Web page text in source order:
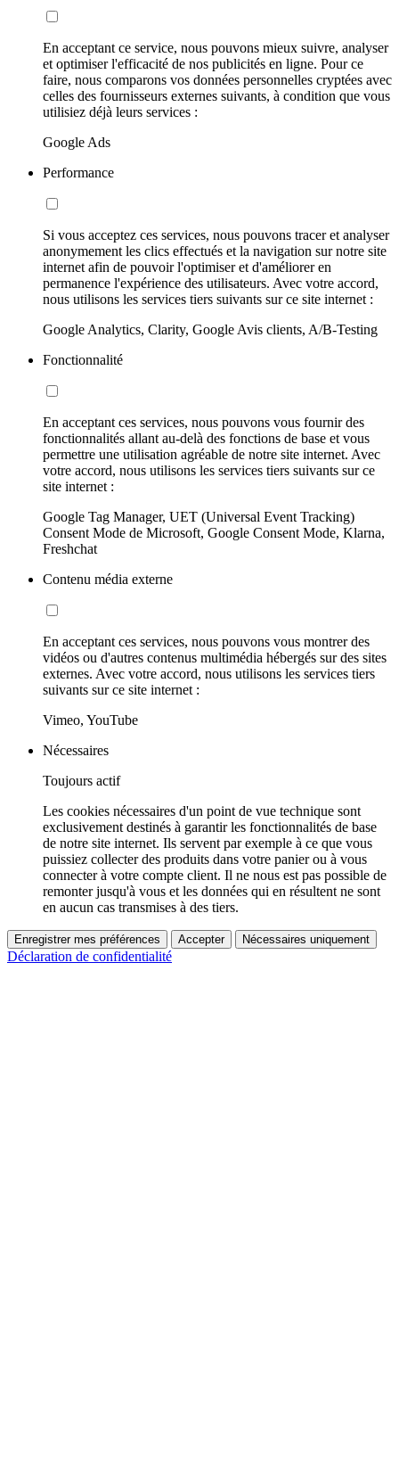
En acceptant ce service, nous pouvons mieux suivre, analyser
et optimiser l'efficacité de nos publicités en ligne. Pour ce
faire, nous comparons vos données personnelles cryptées avec
celles des fournisseurs externes suivants, à condition que vous
utilisiez déjà leurs services :
Google Ads
Performance
Si vous acceptez ces services, nous pouvons tracer et analyser
anonymement les clics effectués et la navigation sur notre site
internet afin de pouvoir l'optimiser et d'améliorer en
permanence l'expérience des utilisateurs. Avec votre accord,
nous utilisons les services tiers suivants sur ce site internet :
Google Analytics, Clarity, Google Avis clients, A/B-Testing
Fonctionnalité
En acceptant ces services, nous pouvons vous fournir des
fonctionnalités allant au-delà des fonctions de base et vous
permettre une utilisation agréable de notre site internet. Avec
votre accord, nous utilisons les services tiers suivants sur ce
site internet :
Google Tag Manager, UET (Universal Event Tracking)
Consent Mode de Microsoft, Google Consent Mode, Klarna,
Freshchat
Contenu média externe
En acceptant ces services, nous pouvons vous montrer des
vidéos ou d'autres contenus multimédia hébergés sur des sites
externes. Avec votre accord, nous utilisons les services tiers
suivants sur ce site internet :
Vimeo, YouTube
Nécessaires
Toujours actif
Les cookies nécessaires d'un point de vue technique sont
exclusivement destinés à garantir les fonctionnalités de base
de notre site internet. Ils servent par exemple à ce que vous
puissiez collecter des produits dans votre panier ou à vous
connecter à votre compte client. Il ne nous est pas possible de
remonter jusqu'à vous et les données qui en résultent ne sont
en aucun cas transmises à des tiers.
Enregistrer mes préférences Accepter Nécessaires uniquement
Déclaration de confidentialité